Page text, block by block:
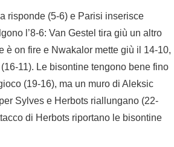
risponde (5-6) e Parisi inserisce
l’8-6: Van Gestel tira giù un altro
è on fire e Nwakalor mette giù il 14-10,
11). Le bisontine tengono bene fino
(19-16), ma un muro di Aleksic
Sylves e Herbots riallungano (22-
di Herbots riportano le bisontine